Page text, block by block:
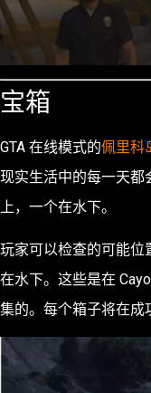
宝箱
GTA 在线模式的佩里科
现实生活中的每一天都
上，一个在水下。
玩家可以检查的可能位
在水下。这些是在
集的。每个箱子将在成